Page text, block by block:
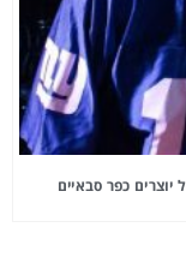
כפר סבאיים